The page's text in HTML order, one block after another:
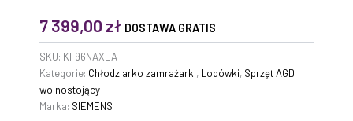
7 399,00 zł DOSTAWA GRATIS
SKU: KF96NAXEA
Kategorie: Chłodziarko zamrażarki, Lodówki, Sprzęt AGD
wolnostojący
Marka: SIEMENS